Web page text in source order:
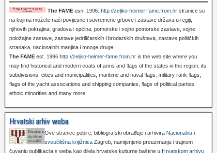
The FAME osn. 1996. http://zeljko-heimer-fame.from.hr stranice su
na kojima možete naći povijesne i suvremene grbove i zastave država u regiji,
njihovih pokrajina, gradova i općina, pomorske i vojno pomorske zastave, vojne
položajne zastave, zastave jedriličarskih i brodarskih društava, zastave političkih
stranaka, nacionalnih manjina i mnoge druge.
The FAME est. 1996 http://zeljko-heimer-fame.from.hr is the web site where you
may find historical and modern coats of arms and flags of the states in the region, its
subdivisions, cities and municipalities, maritime and naval flags, military rank flags,
flags of the yacht associations and shipping companies, flags of political parties,
ethnic minorities and many more.
Hrvatski arhiv weba
Ove stranice pobire, bibliografski obrađuje i arhivira Nacionalna i
sveučilišna knjižnica Zagreb, namijenjeno preuzimanju i trajnom
čuvanju publikacija s weba kao dijela hrvatske kulturne baštine u Hrvatskom arhivu